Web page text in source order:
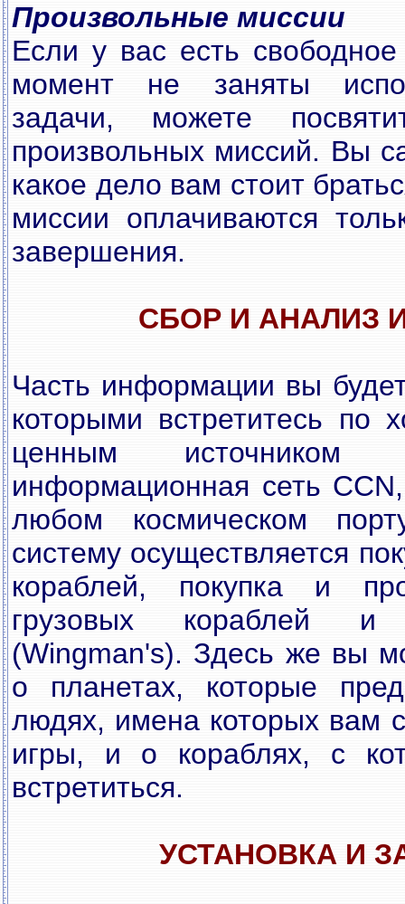
Произвольные миссии
Если у вас есть
момент не заняты
задачи, можете
произвольных миссий. Вы
какое дело вам стоит
миссии оплачиваются
завершения.
СБОР И АНАЛИЗ
Часть информации вы
которыми встретитесь по
ценным источником
информационная сеть
любом космическом
систему осуществляется
кораблей, покупка и
грузовых кораблей и
(Wingman's). Здесь же вы
о планетах, которые
людях, имена которых вам
игры, и о кораблях, с
встретиться.
УСТАНОВКА И